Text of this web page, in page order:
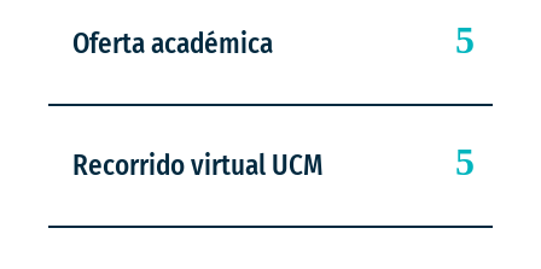
Oferta académica
Recorrido virtual UCM